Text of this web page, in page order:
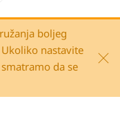
boljeg
nastavite
da se